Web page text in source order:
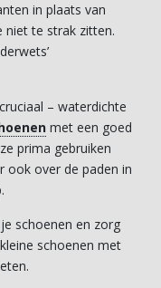
in plaats van
niet te strak zitten.
– waterdichte
met een goed
prima gebruiken
ook over de paden in
schoenen en zorg
schoenen met